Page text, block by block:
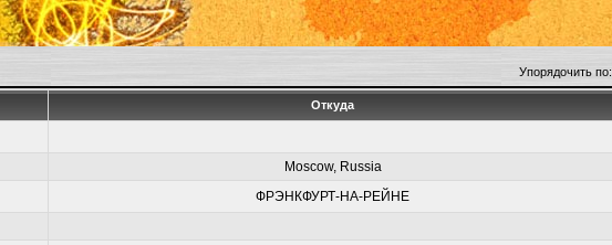
Упорядочить по:
Откуда
Moscow, Russia
ФРЭНКФУРТ-НА-РЕЙНЕ